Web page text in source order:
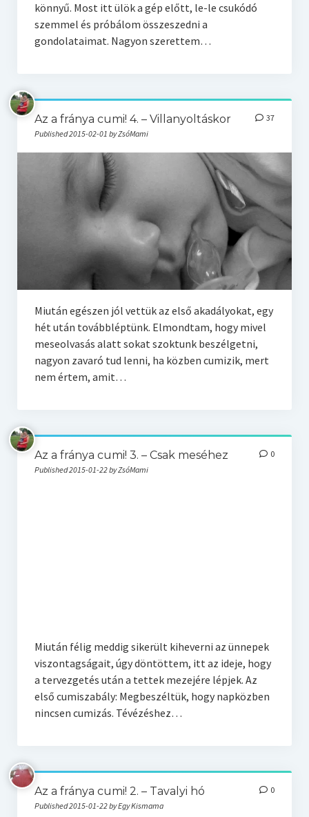
könnyű. Most itt ülök a gép előtt, le-le csukódó
szemmel és próbálom összeszedni a
gondolataimat. Nagyon szerettem…
Az a fránya cumi! 4. – Villanyoltáskor
Published 2015-02-01 by ZsóMami
37
Miután egészen jól vettük az első akadályokat, egy
hét után továbbléptünk. Elmondtam, hogy mivel
meseolvasás alatt sokat szoktunk beszélgetni,
nagyon zavaró tud lenni, ha közben cumizik, mert
nem értem, amit…
Az a fránya cumi! 3. – Csak meséhez
Published 2015-01-22 by ZsóMami
0
Miután félig meddig sikerült kiheverni az ünnepek
viszontagságait, úgy döntöttem, itt az ideje, hogy
a tervezgetés után a tettek mezejére lépjek. Az
első cumiszabály: Megbeszéltük, hogy napközben
nincsen cumizás. Tévézéshez…
Az a fránya cumi! 2. – Tavalyi hó
Published 2015-01-22 by Egy Kismama
0